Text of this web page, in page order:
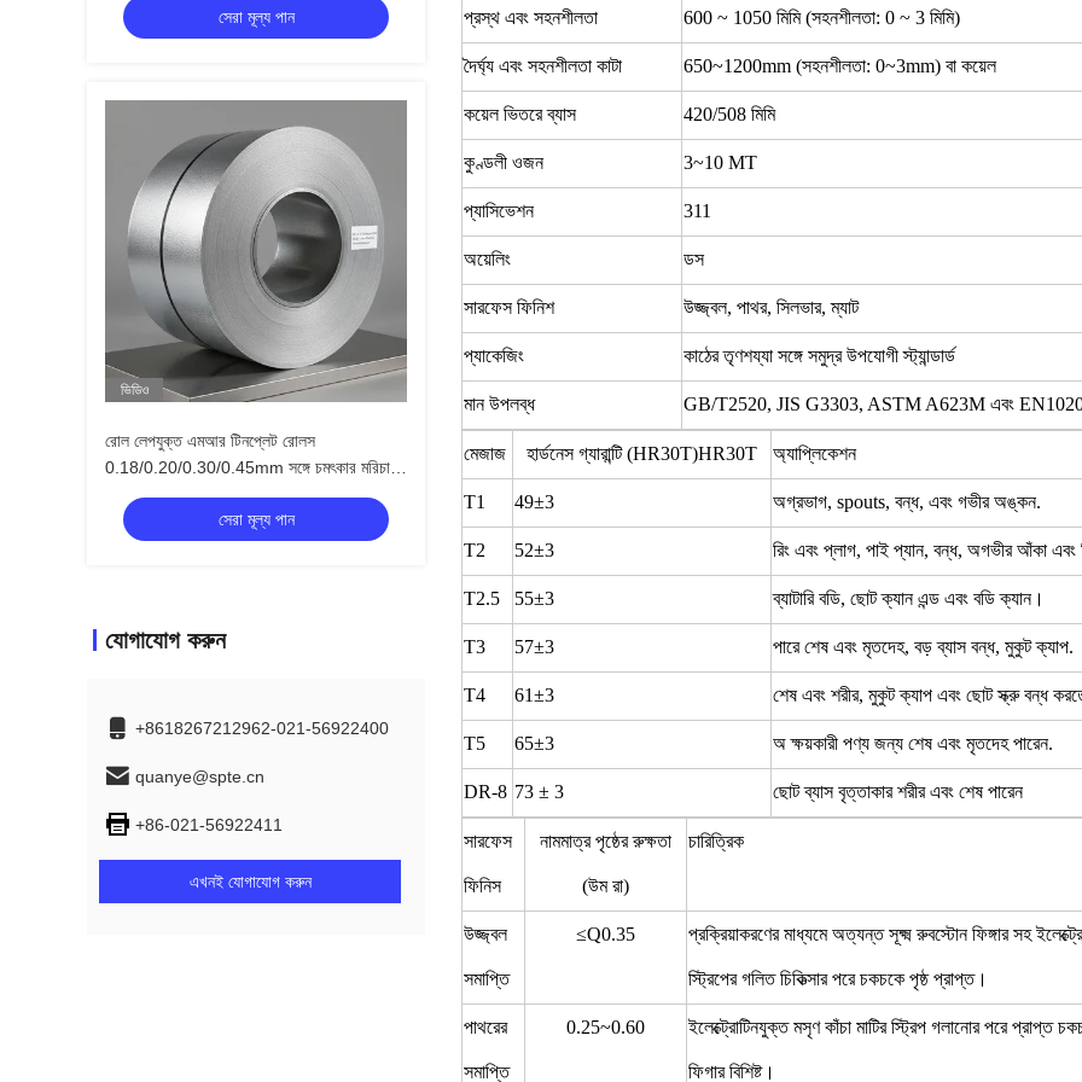
সেরা মূল্য পান
ভিডিও
রোল লেপযুক্ত এমআর টিনপ্লেট রোলস
0.18/0.20/0.30/0.45mm সঙ্গে চমৎকার মরিচা
প্রতিরোধের
সেরা মূল্য পান
যোগাযোগ করুন
+8618267212962-021-56922400
quanye@spte.cn
+86-021-56922411
এখনই যোগাযোগ করুন
প্রস্থ এবং সহনশীলতা 600 ~ 1050 মিমি (সহনশীলতা: 0 ~ 3 মিমি)
দৈর্ঘ্য এবং সহনশীলতা কাটা 650~1200mm (সহনশীলতা: 0~3mm) বা কয়েল
কয়েল ভিতরে ব্যাস 420/508 মিমি
কুণ্ডলী ওজন 3~10 MT
প্যাসিভেশন 311
অয়েলিং ডস
সারফেস ফিনিশ উজ্জ্বল, পাথর, সিলভার, ম্যাট
প্যাকেজিং কাঠের তৃণশয্যা সঙ্গে সমুদ্র উপযোগী স্ট্যান্ডার্ড
মান উপলব্ধ GB/T2520, JIS G3303, ASTM A623M এবং
মেজাজ হার্ডনেস গ্যারান্টি (HR30T)HR30T অ্যাপ্লিকেশন
T1 49±3 অগ্রভাগ, spouts, বন্ধ, এবং গভীর অঙ্কন.
T2 52±3 রিং এবং প্লাগ, পাই প্যান, বন্ধ, অগভীর আঁকা
T2.5 55±3 ব্যাটারি বডি, ছোট ক্যান এন্ড এবং বডি ক্যান।
T3 57±3 পারে শেষ এবং মৃতদেহ, বড় ব্যাস বন্ধ, মুকুট ক্যাপ.
T4 61±3 শেষ এবং শরীর, মুকুট ক্যাপ এবং ছোট স্ক্রু বন্ধ
T5 65±3 অ ক্ষয়কারী পণ্য জন্য শেষ এবং মৃতদেহ পারেন.
DR-8 73 ± 3 ছোট ব্যাস বৃত্তাকার শরীর এবং শেষ পারেন
সারফেস
ফিনিস
নামমাত্র পৃষ্ঠের রুক্ষতা
(উম রা)
চারিত্রিক
উজ্জ্বল
সমাপ্তি
≤Q0.35 প্রক্রিয়াকরণের মাধ্যমে অত্যন্ত সূক্ষ্ম রুবস্টোন ফিঙ্গার সহ
স্ট্রিপের গলিত চিকিত্সার পরে চকচকে পৃষ্ঠ প্রাপ্ত।
পাথরের
সমাপ্তি
0.25~0.60 ইলেক্ট্রোটিনযুক্ত মসৃণ কাঁচা মাটির স্ট্রিপ গলানোর পরে প্রাপ্ত
ফিগার বিশিষ্ট।